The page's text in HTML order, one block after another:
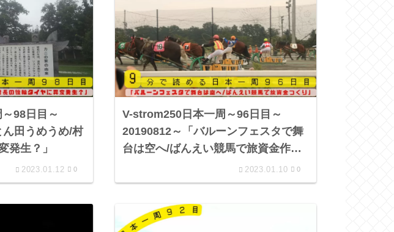
98日目～
田うめうめ/村
発生？」
2023.01.12 0
V-strom250日本一周～96日目～
20190812～「バルーンフェスタで舞
台は空へ/ばんえい競馬で旅資金作
2023.01.10 0